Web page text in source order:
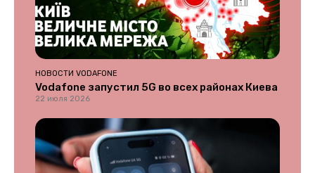
НОВОСТИ VODAFONE
Vodafone запустил 5G во всех районах Киева
22 июля 2026